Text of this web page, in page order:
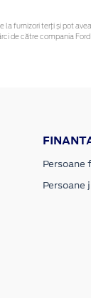
la furnizori terți și pot
de către compania
Persoane
Persoane